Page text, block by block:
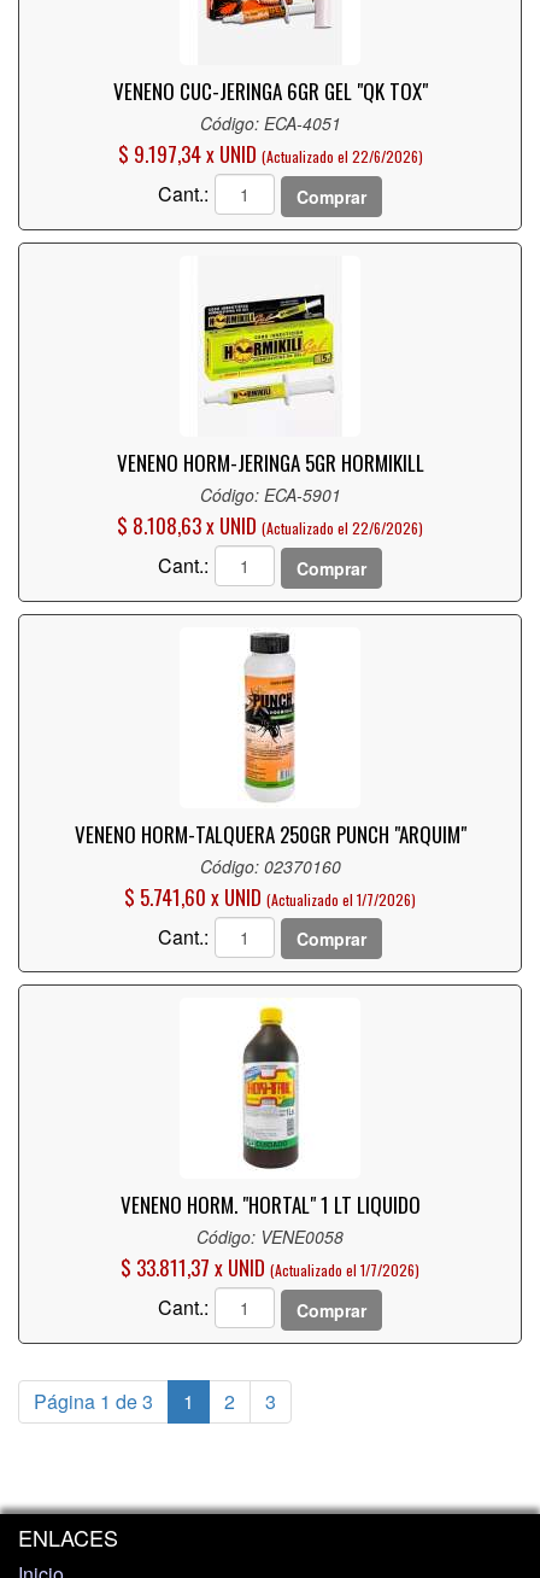
VENENO CUC-JERINGA 6GR GEL "QK TOX"
Código: ECA-4051
$ 9.197,34 x UNID (Actualizado el 22/6/2026)
Cant.: Comprar
VENENO HORM-JERINGA 5GR HORMIKILL
Código: ECA-5901
$ 8.108,63 x UNID (Actualizado el 22/6/2026)
Cant.: Comprar
VENENO HORM-TALQUERA 250GR PUNCH "ARQUIM"
Código: 02370160
$ 5.741,60 x UNID (Actualizado el 1/7/2026)
Cant.: Comprar
VENENO HORM. "HORTAL" 1 LT LIQUIDO
Código: VENE0058
$ 33.811,37 x UNID (Actualizado el 1/7/2026)
Cant.: Comprar
Página 1 de 3 1 2 3
ENLACES